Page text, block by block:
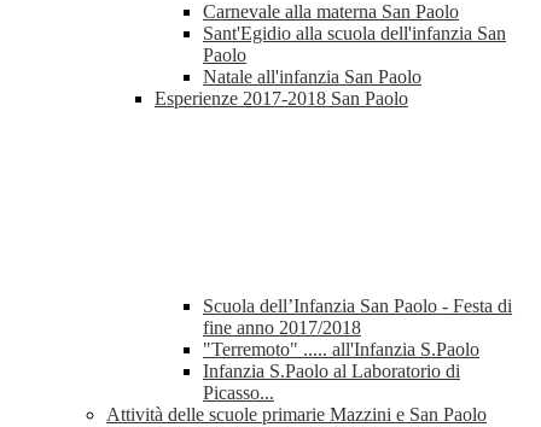
Carnevale alla materna San Paolo
Sant'Egidio alla scuola dell'infanzia San
Paolo
Natale all'infanzia San Paolo
Esperienze 2017-2018 San Paolo
Scuola dell’Infanzia San Paolo - Festa di
fine anno 2017/2018
"Terremoto" ..... all'Infanzia S.Paolo
Infanzia S.Paolo al Laboratorio di
Picasso...
Attività delle scuole primarie Mazzini e San Paolo